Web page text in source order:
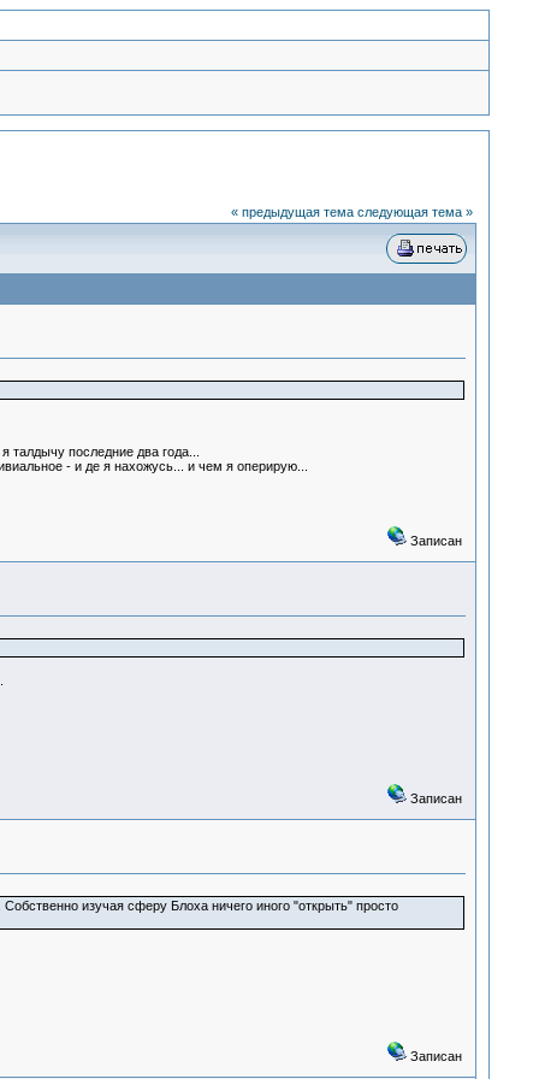
« предыдущая тема следующая тема »
талдычу последние два года...
- и де я нахожусь... и чем я оперирую...
Записан
Записан
изучая сферу Блоха ничего иного "открыть" просто
Записан